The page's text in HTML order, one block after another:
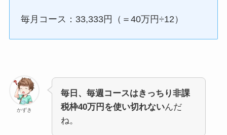
毎月コース：33,333円（＝40万円÷12）
かずき
毎日、毎週コースはきっちり非課
税枠40万円を使い切れないんだ
ね。